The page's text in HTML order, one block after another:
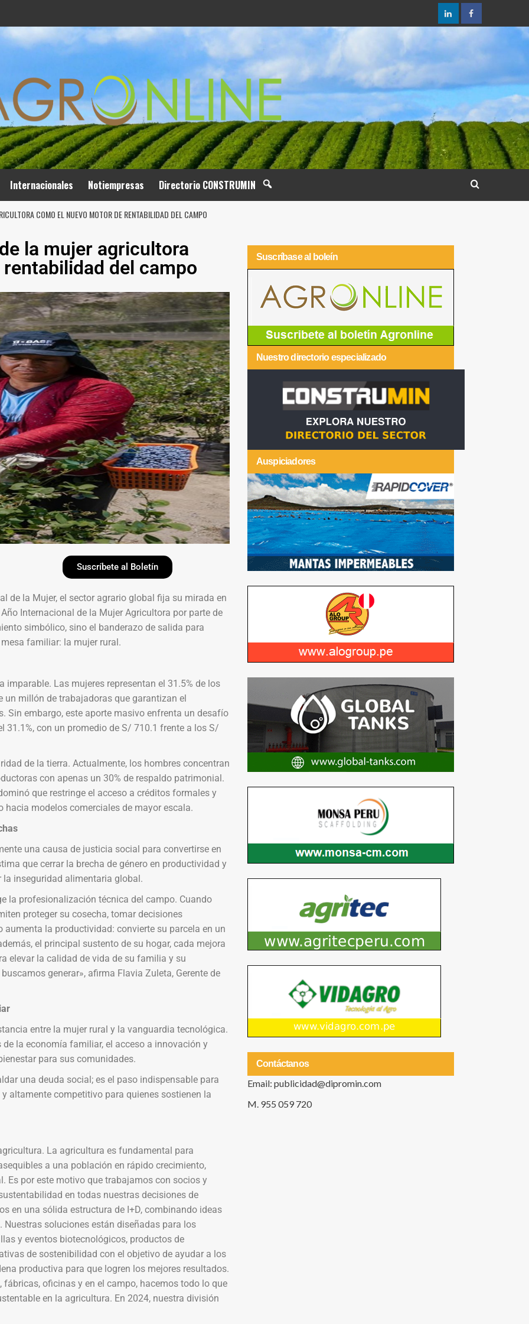
Internacionales Notiempresas Directorio CONSTRUMIN
COMO EL NUEVO MOTOR DE RENTABILIDAD DEL CAMPO
la mujer agricultora
del campo
Suscríbete al Boletín
de la Mujer, el sector agrario global fija su mirada en
Internacional de la Mujer Agricultora por parte de
simbólico, sino el banderazo de salida para
familiar: la mujer rural.
Las mujeres representan el 31.5% de los
un millón de trabajadoras que garantizan el
Sin embargo, este aporte masivo enfrenta un desafío
31.1%, con un promedio de S/ 710.1 frente a los S/
de la tierra. Actualmente, los hombres concentran
con apenas un 30% de respaldo patrimonial.
que restringe el acceso a créditos formales y
modelos comerciales de mayor escala.
una causa de justicia social para convertirse en
que cerrar la brecha de género en productividad y
inseguridad alimentaria global.
la profesionalización técnica del campo. Cuando
proteger su cosecha, tomar decisiones
la productividad: convierte su parcela en un
el principal sustento de su hogar, cada mejora
elevar la calidad de vida de su familia y su
generar», afirma Flavia Zuleta, Gerente de
entre la mujer rural y la vanguardia tecnológica.
la economía familiar, el acceso a innovación y
para sus comunidades.
una deuda social; es el paso indispensable para
altamente competitivo para quienes sostienen la
La agricultura es fundamental para
a una población en rápido crecimiento,
por este motivo que trabajamos con socios y
en todas nuestras decisiones de
en una sólida estructura de I+D, combinando ideas
soluciones están diseñadas para los
y eventos biotecnológicos, productos de
de sostenibilidad con el objetivo de ayudar a los
productiva para que logren los mejores resultados.
oficinas y en el campo, hacemos todo lo que
en la agricultura. En 2024, nuestra división
Suscríbase al boleín
Nuestro directorio especializado
Auspiciadores
Contáctanos
Email: publicidad@dipromin.com
M. 955 059 720